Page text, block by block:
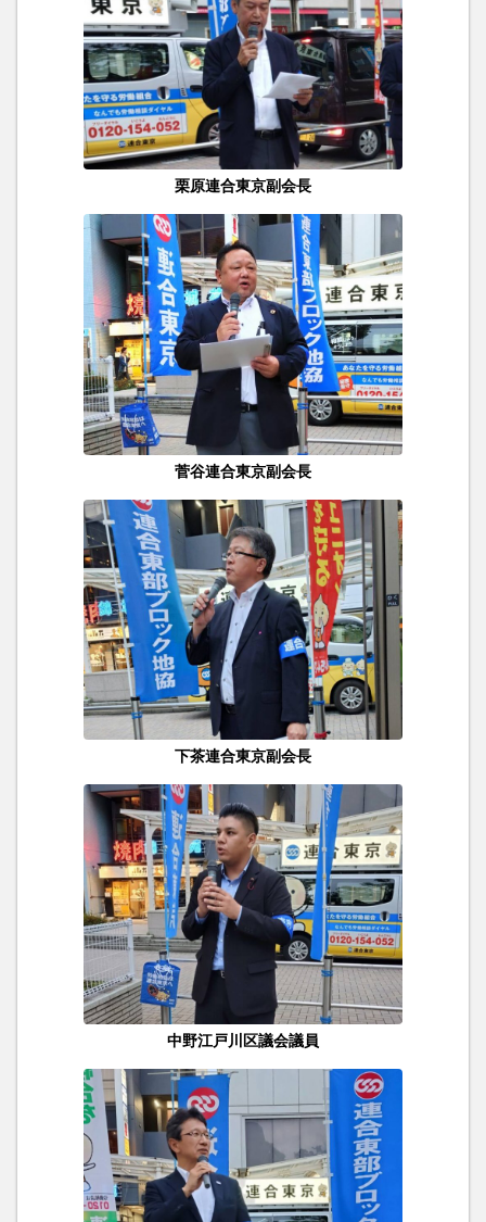
栗原連合東京副会長
菅谷連合東京副会長
下茶連合東京副会長
中野江戸川区議会議員